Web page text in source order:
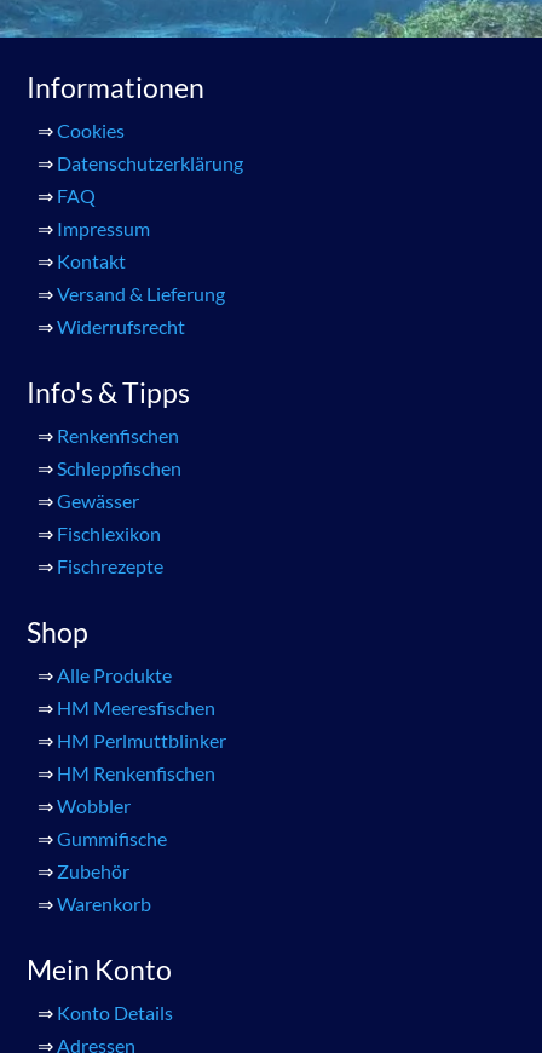
Informationen
⇒Cookies
⇒ Datenschutzerklärung
⇒ FAQ
⇒ Impressum
⇒ Kontakt
⇒Versand & Lieferung
⇒Widerrufsrecht
Info's & Tipps
⇒ Renkenfischen
⇒Schleppfischen
⇒Gewässer
⇒ Fischlexikon
⇒ Fischrezepte
Shop
⇒Alle Produkte
⇒ HM Meeresfischen
⇒ HM Perlmuttblinker
⇒ HM Renkenfischen
⇒Wobbler
⇒Gummifische
⇒ Zubehör
⇒Warenkorb
Mein Konto
⇒ Konto Details
⇒Adressen